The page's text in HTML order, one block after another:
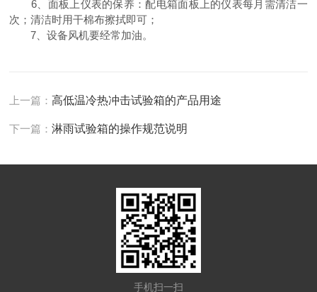
6、面板上仪表的保养：配电箱面板上的仪表每月需清洁一
次；清洁时用干棉布擦拭即可；
7、设备风机要经常加油。
上一篇：高低温冷热冲击试验箱的产品用途
下一篇：淋雨试验箱的操作规范说明
手机扫一扫